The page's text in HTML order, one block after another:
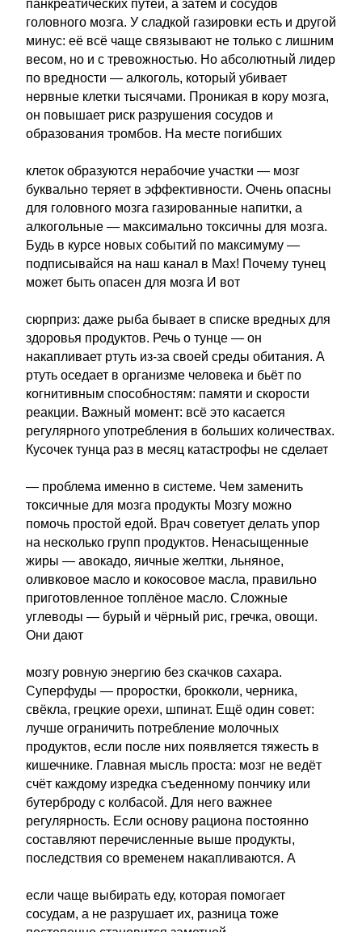
панкреатических путей, а затем и сосудов
головного мозга. У сладкой газировки есть и другой
минус: её всё чаще связывают не только с лишним
весом, но и с тревожностью. Но абсолютный лидер
по вредности — алкоголь, который убивает
нервные клетки тысячами. Проникая в кору мозга,
он повышает риск разрушения сосудов и
образования тромбов. На месте погибших
клеток образуются нерабочие участки — мозг
буквально теряет в эффективности. Очень опасны
для головного мозга газированные напитки, а
алкогольные — максимально токсичны для мозга.
Будь в курсе новых событий по максимуму —
подписывайся на наш канал в Max! Почему тунец
может быть опасен для мозга И вот
сюрприз: даже рыба бывает в списке вредных для
здоровья продуктов. Речь о тунце — он
накапливает ртуть из-за своей среды обитания. А
ртуть оседает в организме человека и бьёт по
когнитивным способностям: памяти и скорости
реакции. Важный момент: всё это касается
регулярного употребления в больших количествах.
Кусочек тунца раз в месяц катастрофы не сделает
— проблема именно в системе. Чем заменить
токсичные для мозга продукты Мозгу можно
помочь простой едой. Врач советует делать упор
на несколько групп продуктов. Ненасыщенные
жиры — авокадо, яичные желтки, льняное,
оливковое масло и кокосовое масла, правильно
приготовленное топлёное масло. Сложные
углеводы — бурый и чёрный рис, гречка, овощи.
Они дают
мозгу ровную энергию без скачков сахара.
Суперфуды — проростки, брокколи, черника,
свёкла, грецкие орехи, шпинат. Ещё один совет:
лучше ограничить потребление молочных
продуктов, если после них появляется тяжесть в
кишечнике. Главная мысль проста: мозг не ведёт
счёт каждому изредка съеденному пончику или
бутерброду с колбасой. Для него важнее
регулярность. Если основу рациона постоянно
составляют перечисленные выше продукты,
последствия со временем накапливаются. А
если чаще выбирать еду, которая помогает
сосудам, а не разрушает их, разница тоже